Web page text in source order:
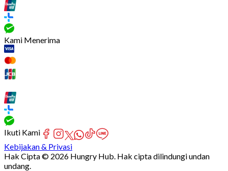
Kami Menerima
Ikuti Kami
Kebijakan & Privasi
Hak Cipta © 2026 Hungry Hub. Hak cipta dilindungi undan
undang.